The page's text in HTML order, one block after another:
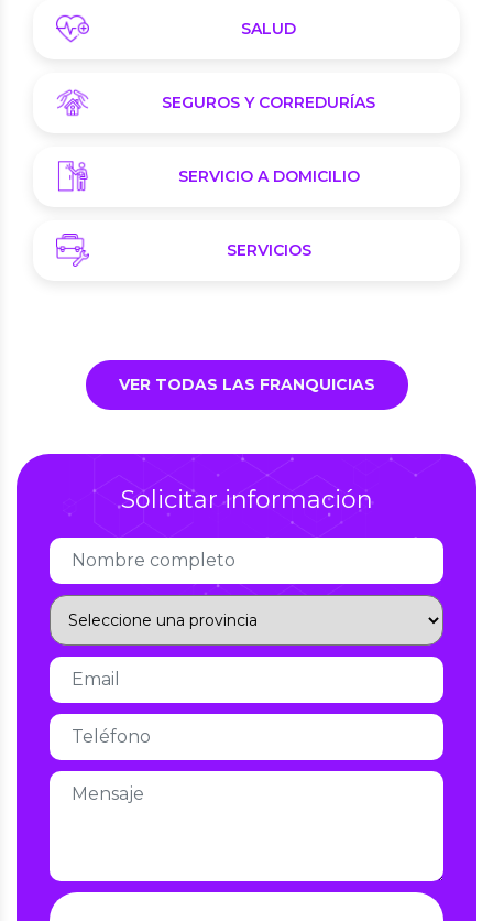
SALUD
SEGUROS Y CORREDURÍAS
SERVICIO A DOMICILIO
SERVICIOS
VER TODAS LAS FRANQUICIAS
Solicitar información